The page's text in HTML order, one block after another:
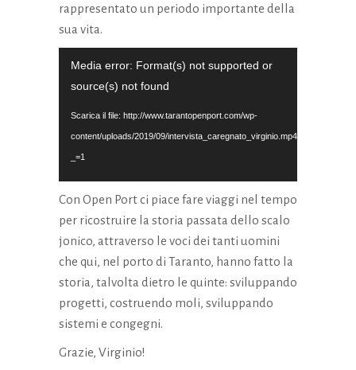
rappresentato un periodo importante della
sua vita.
Media error: Format(s) not supported or
source(s) not found
Scarica il file: http://www.tarantopenport.com/wp-
content/uploads/2019/09/intervista_caregnato_virginio.mp4?
_=1
Con Open Port ci piace fare viaggi nel tempo
per ricostruire la storia passata dello scalo
jonico, attraverso le voci dei tanti uomini
che qui, nel porto di Taranto, hanno fatto la
storia, talvolta dietro le quinte: sviluppando
progetti, costruendo moli, sviluppando
sistemi e congegni.
Grazie, Virginio!